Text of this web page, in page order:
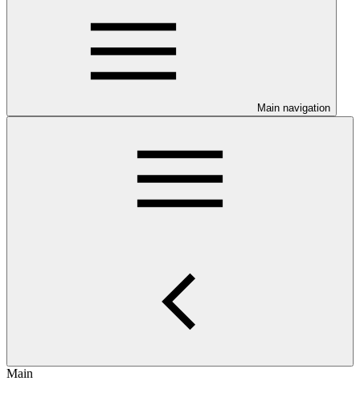
Main navigation
Main